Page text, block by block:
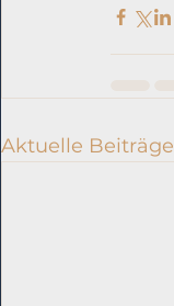
Aktuelle Beiträge